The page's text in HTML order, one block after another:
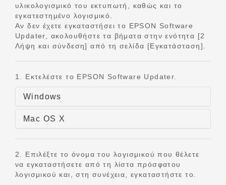
υλικολογισμικό του εκτυπωτή, καθώς και το
εγκατεστημένο λογισμικό.
Αν δεν έχετε εγκαταστήσει το EPSON Software
Updater, ακολουθήστε τα βήματα στην ενότητα [2
Λήψη και σύνδεση] από τη σελίδα [Εγκατάσταση].
1. Εκτελέστε το EPSON Software Updater.
Windows
Mac OS X
2. Επιλέξτε το όνομα του λογισμικού που θέλετε
να εγκαταστήσετε από τη λίστα πρόσφατου
λογισμικού και, στη συνέχεια, εγκαταστήστε το.